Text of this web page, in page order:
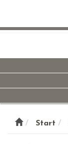
Start